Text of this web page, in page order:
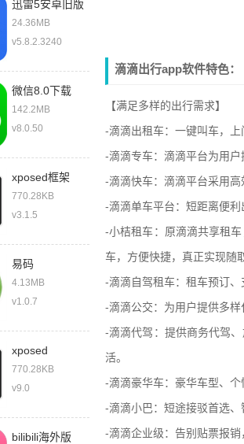
迅雷5安卓旧版
本
24.36MB
v5.8.2.3240
微信8.0下载
2021最新版
142.2MB
v8.0.50
xposed框架
770.28KB
v3.1.5
易码
4.13MB
v1.0.7
xposed
770.28KB
v9.0
bilibili海外版
滴滴出行app软件特色：
【满足多样的出行需求】
-滴滴出租车：一键叫车，上
-滴滴专车：滴滴平台为用户
-滴滴快车：滴滴平台采用高
-滴滴单车平台：短距离便利
-小桔租车：原滴滴共享租
车，方便快捷，真正实现随
-滴滴自驾租车：租车预订、
-滴滴公交：为用户提供多样
-滴滴代驾：提供商务代驾
活。
-滴滴豪华车：豪华车型、个
-滴滴小巴：短途接驳首选
-滴滴企业级：告别贴票报